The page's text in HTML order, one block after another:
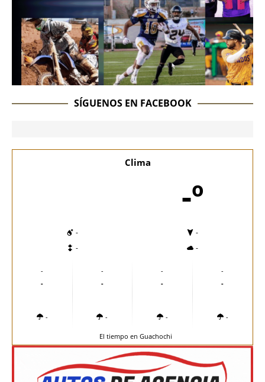
SÍGUENOS EN FACEBOOK
Clima
-º
-
-
-
-
-
-
-
-
-
-
-
-
-
-
-
-
El tiempo en Guachochi